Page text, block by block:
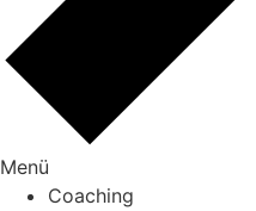
Menü
Coaching